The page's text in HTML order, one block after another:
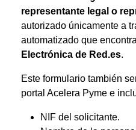
representante legal o
autorizado únicamente a
automatizado que
Electrónica de Red.es.
Este formulario también
portal Acelera Pyme e
NIF del solicitante.